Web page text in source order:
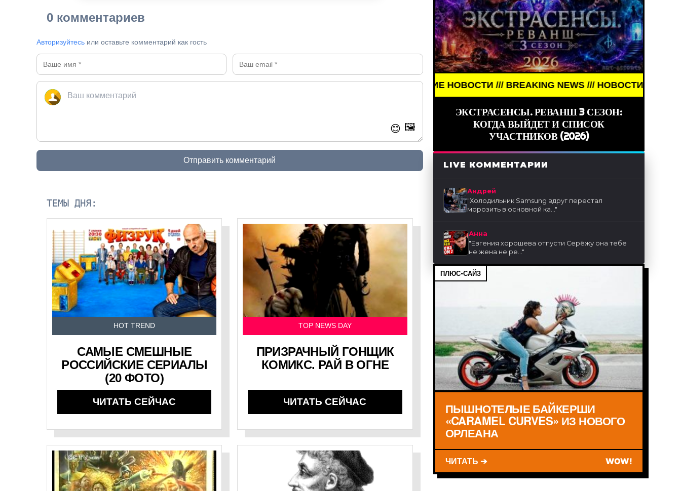
0 комментариев
Авторизуйтесь или оставьте комментарий как гость
😊 🖼️
Отправить комментарий
ТЕМЫ ДНЯ:
HOT TREND
САМЫЕ СМЕШНЫЕ
РОССИЙСКИЕ СЕРИАЛЫ
(20 ФОТО)
ЧИТАТЬ СЕЙЧАС
TOP NEWS DAY
ПРИЗРАЧНЫЙ ГОНЩИК
КОМИКС. РАЙ В ОГНЕ
ЧИТАТЬ СЕЙЧАС
BREAKING NEWS /// НОВОСТИ (СМИ) /// СВЕЖИЕ НОВОСТИ /// BREAKING NEWS /// НОВОСТИ (СМИ) ///
ЭКСТРАСЕНСЫ. РЕВАНШ 3 СЕЗОН:
КОГДА ВЫЙДЕТ И СПИСОК
УЧАСТНИКОВ (2026)
LIVE КОММЕНТАРИИ
Андрей
"Холодильник Samsung вдруг перестал
морозить в основной ка..."
Анна
"Евгения хорошева отпусти Серёжу она тебе
не жена не ре..."
ПЛЮС-САЙЗ
ПЫШНОТЕЛЫЕ БАЙКЕРШИ
«CARAMEL CURVES» ИЗ НОВОГО
ОРЛЕАНА
ЧИТАТЬ ➔ WOW!